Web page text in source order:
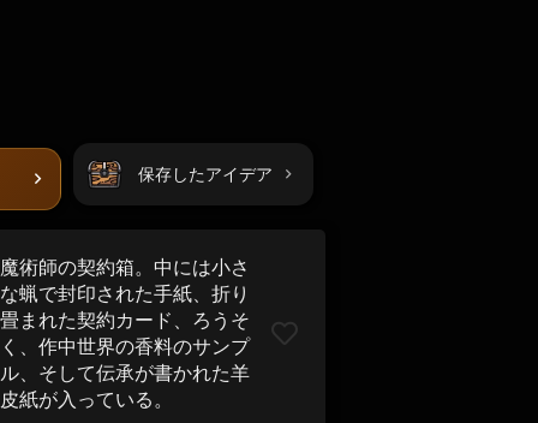
保存したアイデア
魔術師の契約箱。中には小さ
な蝋で封印された手紙、折り
畳まれた契約カード、ろうそ
く、作中世界の香料のサンプ
ル、そして伝承が書かれた羊
皮紙が入っている。